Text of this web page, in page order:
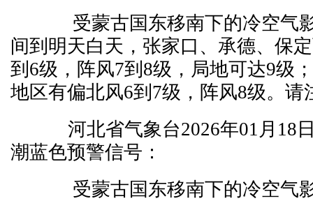
受蒙古国东移南下的冷空气
间到明天白天，张家口、承德、保
到6级，阵风7到8级，局地可达9级
地区有偏北风6到7级，阵风8级。请
河北省气象台2026年01月18
潮蓝色预警信号：
受蒙古国东移南下的冷空气影